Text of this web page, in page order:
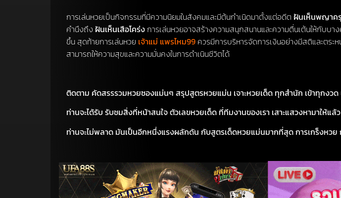
การเล่นหวยเป็นกิจกรรมที่มีความนิยมในสังคมและมีต้นกำเนิดมาตั้งแต่อดีต ฝันเห็นพญาค
คำนึงถึง ฝันเห็นเสือโคร่งการเล่นหวยอาจสร้างความสนุกสนานและความตื่นเต้นให้กับ
ขึ้น สุดท้ายการเล่นหวย เจ้าแม่ แพรไหม99 ควรมีการบริหารจัดการเงินอย่างมีสติและตระ
สามารถให้ความสุขและความมั่นคงในการดำเนินชีวิตได้
ติดตาม คัดสรรรวมหวยซองแม่นๆ สรุปสูตรหวยแม่น เจาะหวยเด็ด ทุกสำนัก เข้าทุกงวด
ท่านจะได้รับ รับชมสิ่งที่หน้าสนใจ ตัวเลขหวยเด็ด ที่ทีมงานของเรา เสาะแสวงหามาให้แล้
ท่านจะไม่พลาด มันเป็นอีกหนึ่งแรงผลักดัน กับสูตรเด็ดหวยแม่นมากที่สุด การเกร็งหวย